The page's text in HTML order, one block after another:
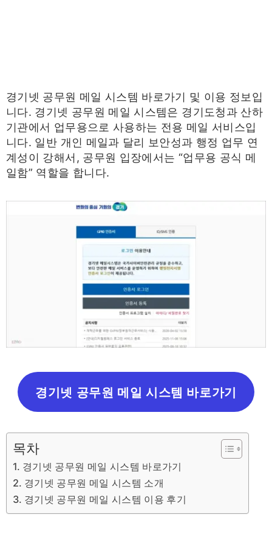
경기넷 공무원 메일 시스템 바로가기 및 이용 정보입
니다. 경기넷 공무원 메일 시스템은 경기도청과 산하
기관에서 업무용으로 사용하는 전용 메일 서비스입
니다. 일반 개인 메일과 달리 보안성과 행정 업무 연
계성이 강해서, 공무원 입장에서는 “업무용 공식 메
일함” 역할을 합니다.
경기넷 공무원 메일 시스템 바로가기
목차
경기넷 공무원 메일 시스템 바로가기
경기넷 공무원 메일 시스템 소개
경기넷 공무원 메일 시스템 이용 후기